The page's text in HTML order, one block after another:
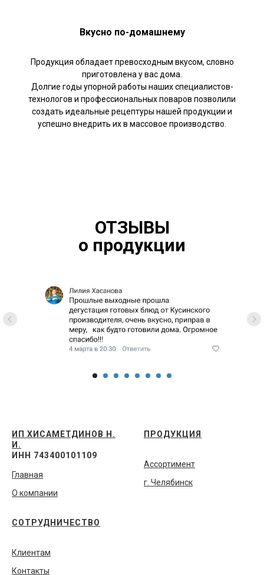
Вкусно по-домашнему
Продукция обладает превосходным вкусом, словно
приготовлена у вас дома.
Долгие годы упорной работы наших специалистов-
технологов и профессиональных поваров позволили
создать идеальные рецептуры нашей продукции и
успешно внедрить их в массовое производство.
ОТЗЫВЫ
о продукции
ИП ХИСАМЕТДИНОВ Н.
И.
ИНН 743400101109
Главная
О компании
ПРОДУКЦИЯ
Ассортимент
г. Челябинск
СОТРУДНИЧЕСТВО
Клиентам
Контакты